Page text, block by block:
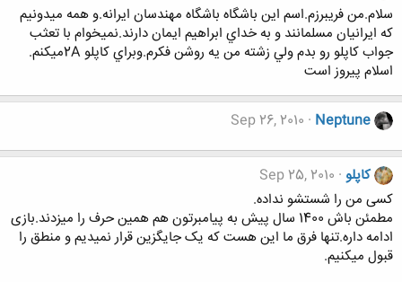
سلام.من فريبرزم.اسم اين باشگاه باشگاه مهندسان ايرانه.و همه ميدونيم
كه ايرانيان مسلمانند و به خداي ابراهيم ايمان دارند.نميخوام با تعثب
جواب كاپلو رو بدم ولي زشته من يه روشن فكرم.وبراي كاپلو 2‌Aميكنم.
اسلام پيروز است
Neptune
Sep 26, 2010
کاپلو Sep 25, 2010
کسی من را شستشو نداده.
مطمئن باش 1400 سال پیش به پیامبرتون هم همین حرف را میزدند.بازی
ادامه داره.تنها فرق ما این هست که یک جایگزین قرار نمیدیم و منطق را
قبول میکنیم.